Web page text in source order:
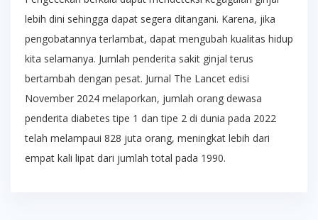
lebih dini sehingga dapat segera ditangani. Karena, jika
pengobatannya terlambat, dapat mengubah kualitas hidup
kita selamanya. Jumlah penderita sakit ginjal terus
bertambah dengan pesat. Jurnal The Lancet edisi
November 2024 melaporkan, jumlah orang dewasa
penderita diabetes tipe 1 dan tipe 2 di dunia pada 2022
telah melampaui 828 juta orang, meningkat lebih dari
empat kali lipat dari jumlah total pada 1990.